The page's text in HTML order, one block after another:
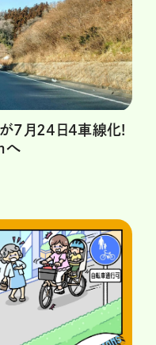
が7月24日4車線化!
へ